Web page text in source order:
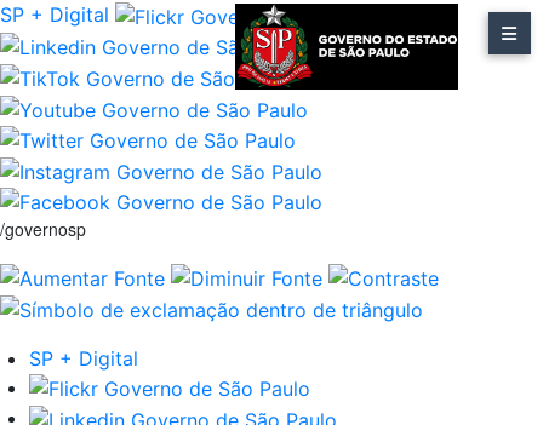
SP + Digital
/governosp
SP + Digital